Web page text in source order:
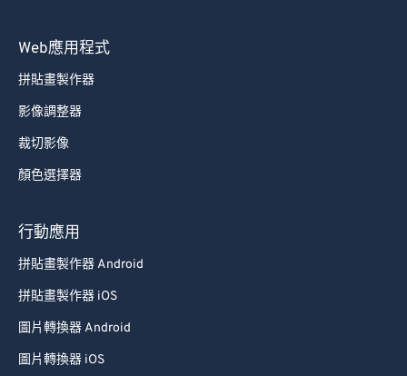
Web應用程式
拼貼畫製作器
影像調整器
裁切影像
顏色選擇器
行動應用
拼貼畫製作器 Android
拼貼畫製作器 iOS
圖片轉換器 Android
圖片轉換器 iOS